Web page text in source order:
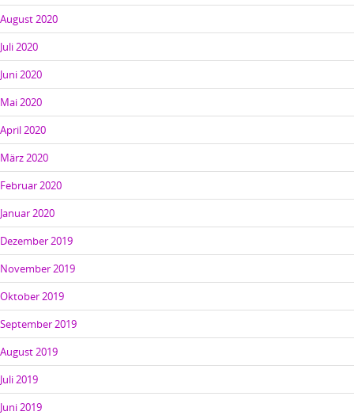
August 2020
Juli 2020
Juni 2020
Mai 2020
April 2020
März 2020
Februar 2020
Januar 2020
Dezember 2019
November 2019
Oktober 2019
September 2019
August 2019
Juli 2019
Juni 2019